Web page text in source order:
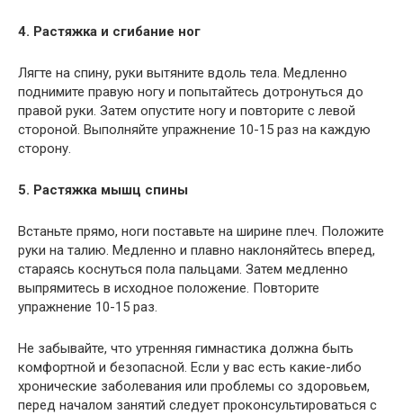
4. Растяжка и сгибание ног
Лягте на спину, руки вытяните вдоль тела. Медленно
поднимите правую ногу и попытайтесь дотронуться до
правой руки. Затем опустите ногу и повторите с левой
стороной. Выполняйте упражнение 10-15 раз на каждую
сторону.
5. Растяжка мышц спины
Встаньте прямо, ноги поставьте на ширине плеч. Положите
руки на талию. Медленно и плавно наклоняйтесь вперед,
стараясь коснуться пола пальцами. Затем медленно
выпрямитесь в исходное положение. Повторите
упражнение 10-15 раз.
Не забывайте, что утренняя гимнастика должна быть
комфортной и безопасной. Если у вас есть какие-либо
хронические заболевания или проблемы со здоровьем,
перед началом занятий следует проконсультироваться с